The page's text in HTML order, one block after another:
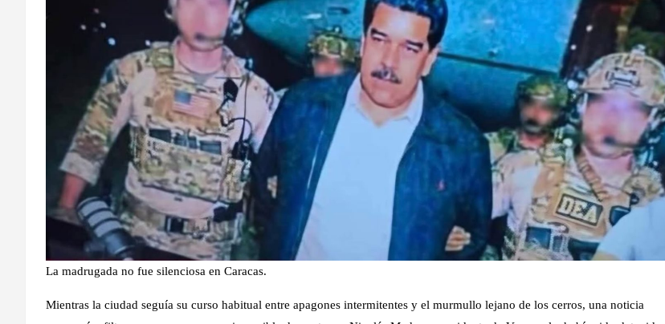
La madrugada no fue silenciosa en Caracas.
Mientras la ciudad seguía su curso habitual entre apagones intermitentes y el murmullo lejano de los cerros, una noticia